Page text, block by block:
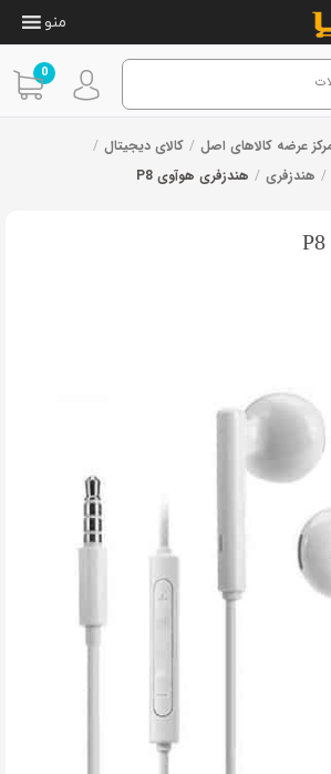
0
منو
مرکز عرضه کالاهای اصل / کالای دیجیتال /
/ هندزفری / هندزفری هوآوی P8